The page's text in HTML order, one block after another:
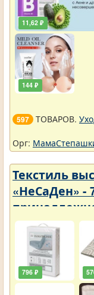
11,62 ₽
144 ₽
597 ТОВАРОВ.
Орг:
Текстиль
«НеСаДен» -
упали
796 ₽